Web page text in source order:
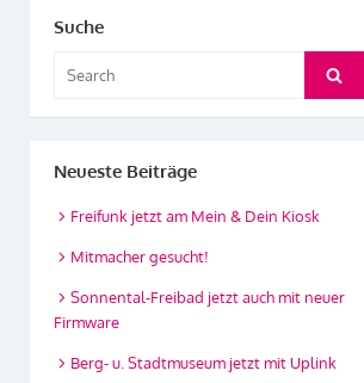
Suche
for:
Search
Neueste Beiträge
Freifunk jetzt am Mein & Dein Kiosk
Mitmacher gesucht!
Sonnental-Freibad jetzt auch mit neuer
Firmware
Berg- u. Stadtmuseum jetzt mit Uplink